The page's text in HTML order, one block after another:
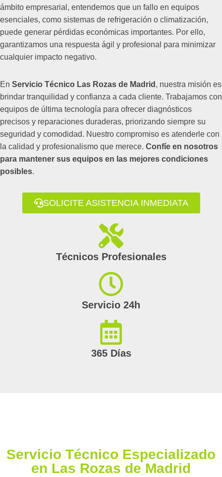
ámbito empresarial, entendemos que un fallo en equipos
esenciales, como sistemas de refrigeración o climatización,
puede generar pérdidas económicas importantes. Por ello,
garantizamos una respuesta ágil y profesional para minimizar
cualquier impacto negativo.
En Servicio Técnico Las Rozas de Madrid , nuestra misión es
brindar tranquilidad y confianza a cada cliente. Trabajamos con
equipos de última tecnología para ofrecer diagnósticos
precisos y reparaciones duraderas, priorizando siempre su
seguridad y comodidad. Nuestro compromiso es atenderle con
la calidad y profesionalismo que merece. Confíe en nosotros
para mantener sus equipos en las mejores condiciones
posibles.
SOLICITE ASISTENCIA INMEDIATA
Técnicos Profesionales
Servicio 24h
365 Días
Servicio Técnico Especializado
en Las Rozas de Madrid